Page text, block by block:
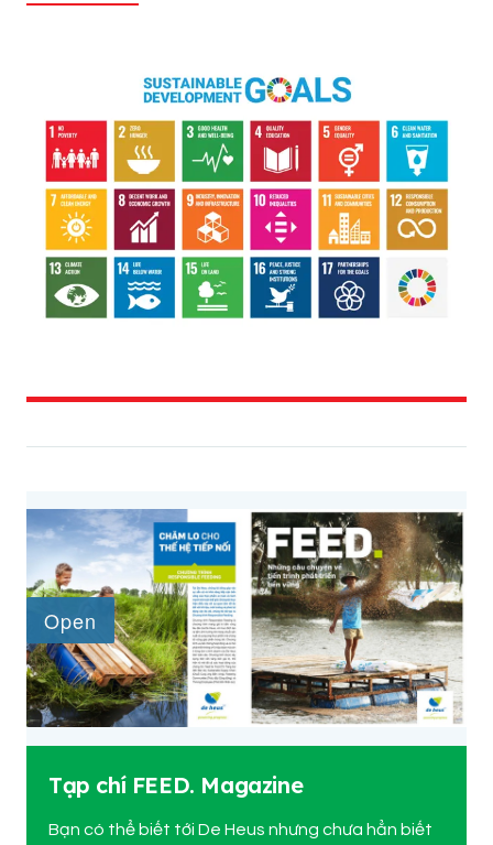
Tạp chí FEED. Magazine
Bạn có thể biết tới De Heus nhưng chưa hẳn biết